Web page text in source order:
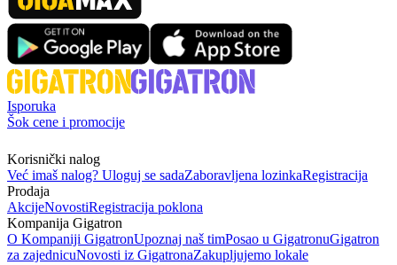
Isporuka
Šok cene i promocije
Korisnički nalog
Već imaš nalog? Uloguj se sadaZaboravljena lozinkaRegistracija
Prodaja
AkcijeNovostiRegistracija poklona
Kompanija Gigatron
O Kompaniji GigatronUpoznaj naš timPosao u GigatronuGigatron
za zajednicuNovosti iz GigatronaZakupljujemo lokale